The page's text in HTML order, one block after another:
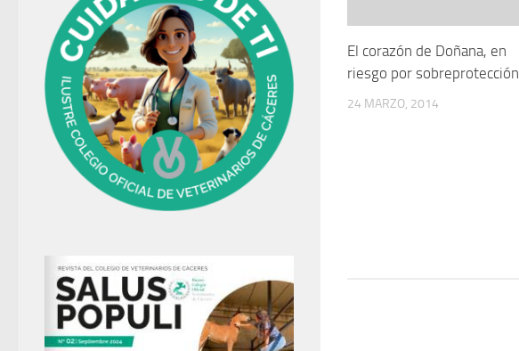
El corazón de Doñana, en
riesgo por sobreprotección
24 MARZO, 2014